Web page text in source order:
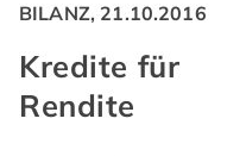
BILANZ, 21.10.2016
Kredite für
Rendite